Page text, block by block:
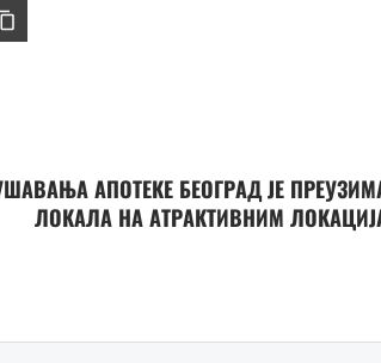
АПОТЕКЕ БЕОГРАД ЈЕ
ЛОКАЛА НА АТРАКТИВНИМ